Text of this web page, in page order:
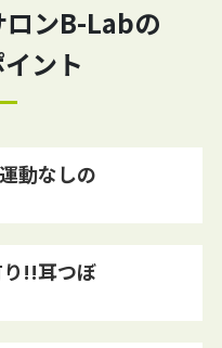
ロンB-Labの
ント
動なしの
!!耳つぼ